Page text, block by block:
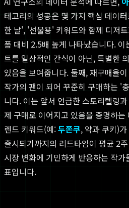
테고리의 성공은 몇 가지 핵심 데이
한 날', '선물용' 키워드와 함께 디저
폼 대비 2.5배 높게 나타났습니다. 이
트를 일상적인 간식이 아닌, 특별한
있음을 보여줍니다. 둘째, 재구매율
작가의 팬이 되어 꾸준히 구매하는 '
니다. 이는 앞서 언급한 스토리텔링
제 구매로 이어지고 있음을 증명하
렌드 키워드(예:두쫀쿠, 약과 쿠키)
출시되기까지의 리드타임이 평균 2
시장 변화에 기민하게 반응하는 작
표입니다.